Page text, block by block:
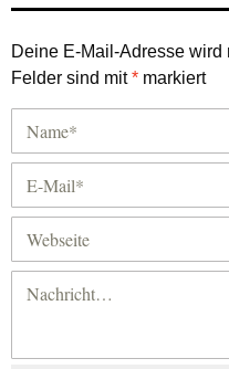
Deine E-Mail-Adresse wird
Felder sind mit* markiert